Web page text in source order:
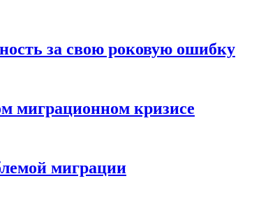
за свою роковую ошибку
миграционном кризисе
миграции